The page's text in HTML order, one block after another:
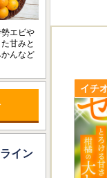
エビや
甘みと
んなど
イン